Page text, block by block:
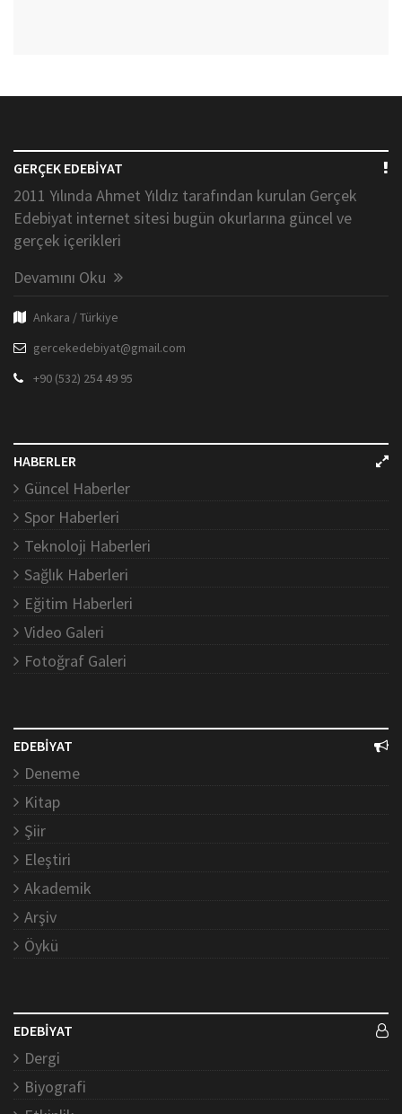
GERÇEK EDEBİYAT
2011 Yılında Ahmet Yıldız tarafından kurulan Gerçek
Edebiyat internet sitesi bugün okurlarına güncel ve
gerçek içerikleri
Devamını Oku
Ankara / Türkiye
gercekedebiyat@gmail.com
+90 (532) 254 49 95
HABERLER
Güncel Haberler
Spor Haberleri
Teknoloji Haberleri
Sağlık Haberleri
Eğitim Haberleri
Video Galeri
Fotoğraf Galeri
EDEBİYAT
Deneme
Kitap
Şiir
Eleştiri
Akademik
Arşiv
Öykü
EDEBİYAT
Dergi
Biyografi